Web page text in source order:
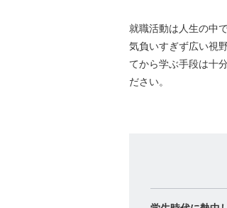
就職活動は人生の中
気負いすぎず広い視
てから学ぶ手段は十
ださい。